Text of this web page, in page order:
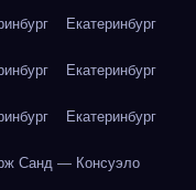
Екатеринбург
Екатеринбург
Екатеринбург
Санд — Консуэло